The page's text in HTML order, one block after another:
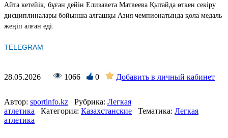
Айта кетейік, бұған дейін Елизавета Матвеева Қытайда өткен секіру
дисциплиналары бойынша алғашқы Азия чемпионатында қола медаль
жеңіп алған еді.
TELEGRAM
28.05.2026 1066 0 Добавить в личный кабинет
Автор: sportinfo.kz Рубрика: Легкая
атлетика
Категория: Казахстанские Тематика: Легкая
атлетика